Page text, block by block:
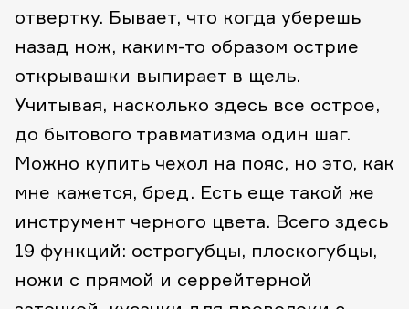
отвертку. Бывает, что когда уберешь
назад нож, каким-то образом острие
открывашки выпирает в щель.
Учитывая, насколько здесь все острое,
до бытового травматизма один шаг.
Можно купить чехол на пояс, но это, как
мне кажется, бред. Есть еще такой же
инструмент черного цвета. Всего здесь
19 функций: острогубцы, плоскогубцы,
ножи с прямой и серрейтерной